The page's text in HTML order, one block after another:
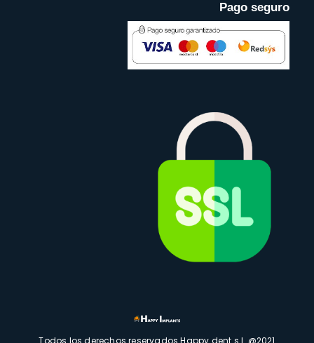
Pago seguro
Todos los derechos reservados Happy dent s.l. @2021